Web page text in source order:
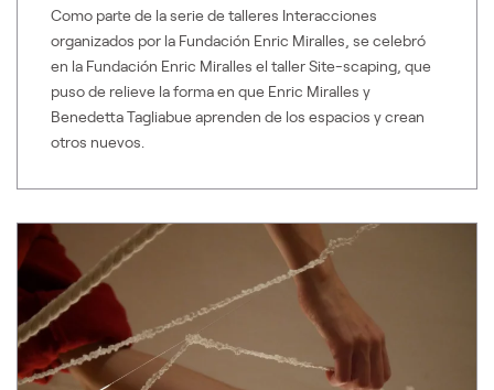
Como parte de la serie de talleres Interacciones
organizados por la Fundación Enric Miralles, se celebró
en la Fundación Enric Miralles el taller Site-scaping, que
puso de relieve la forma en que Enric Miralles y
Benedetta Tagliabue aprenden de los espacios y crean
otros nuevos.